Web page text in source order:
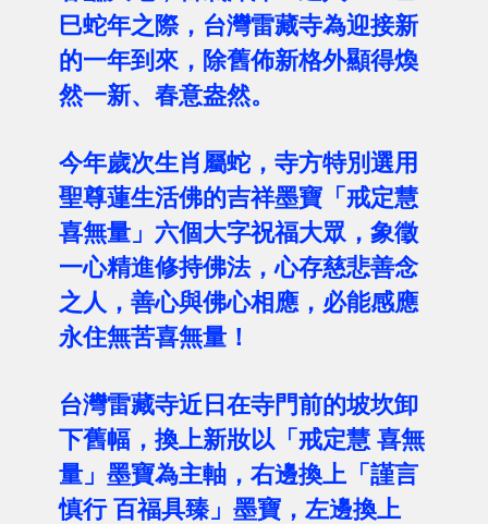
巳蛇年之際，台灣雷藏寺為迎接新
的一年到來，除舊佈新格外顯得煥
然一新、春意盎然。
今年歲次生肖屬蛇，寺方特別選用
聖尊蓮生活佛的吉祥墨寶「戒定慧
喜無量」六個大字祝福大眾，象徵
一心精進修持佛法，心存慈悲善念
之人，善心與佛心相應，必能感應
永住無苦喜無量！
台灣雷藏寺近日在寺門前的坡坎卸
下舊幅，換上新妝以「戒定慧 喜無
量」墨寶為主軸，右邊換上「謹言
慎行 百福具臻」墨寶，左邊換上